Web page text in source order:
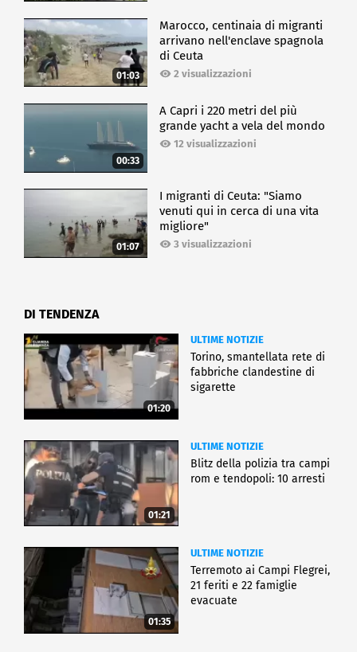
01:03
Marocco, centinaia di migranti
arrivano nell'enclave spagnola
di Ceuta
2 visualizzazioni
00:33
A Capri i 220 metri del più
grande yacht a vela del mondo
12 visualizzazioni
01:07
I migranti di Ceuta: "Siamo
venuti qui in cerca di una vita
migliore"
3 visualizzazioni
DI TENDENZA
01:20
ULTIME NOTIZIE
Torino, smantellata rete di
fabbriche clandestine di
sigarette
01:21
ULTIME NOTIZIE
Blitz della polizia tra campi
rom e tendopoli: 10 arresti
01:35
ULTIME NOTIZIE
Terremoto ai Campi Flegrei,
21 feriti e 22 famiglie
evacuate